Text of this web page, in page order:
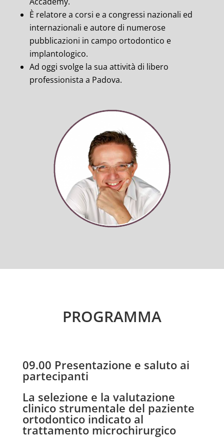
È relatore a corsi e a congressi nazionali ed
internazionali e autore di numerose
pubblicazioni in campo ortodontico e
implantologico.
Ad oggi svolge la sua attività di libero
professionista a Padova.
PROGRAMMA
09.00 Presentazione e saluto ai
partecipanti
La selezione e la valutazione
clinico strumentale del paziente
ortodontico indicato al
trattamento microchirurgico